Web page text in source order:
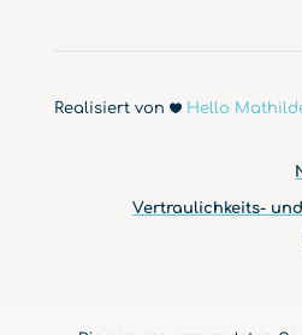
Realisiert von  Hello
Vertraulichkeits-